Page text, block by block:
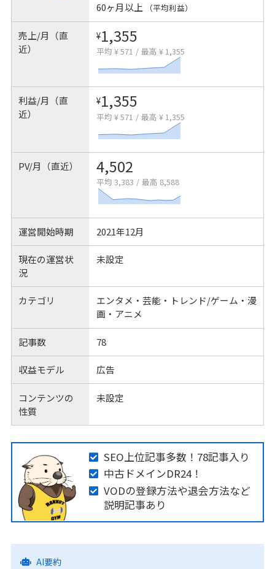
60ヶ月以上 （平均利益）
売上/月（直
近）
¥1,355
平均 ¥ 571 / 最高 ¥ 1,355
利益/月（直
近）
¥1,355
平均 ¥ 571 / 最高 ¥ 1,355
PV/月（直近） 4,502
平均 3,383 / 最高 8,588
運営開始時期 2021年12月
現在の運営状
況
未設定
カテゴリ
エンタメ・芸能・トレンド/ゲーム・漫
画・アニメ
記事数 78
収益モデル 広告
コンテンツの
性質
未設定
SEO上位記事多数！78記事入り
中古ドメインDR24！
VODの登録方法や退会方法など
説明記事あり
AI要約